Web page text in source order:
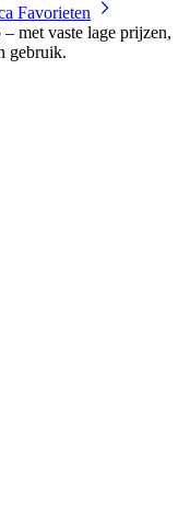
Favorieten
met vaste lage prijzen,
gebruik.